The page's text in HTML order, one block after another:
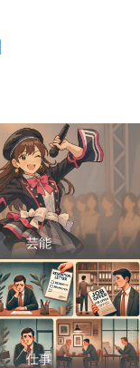
芸能
仕事